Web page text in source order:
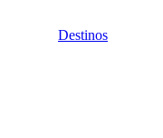
Destinos